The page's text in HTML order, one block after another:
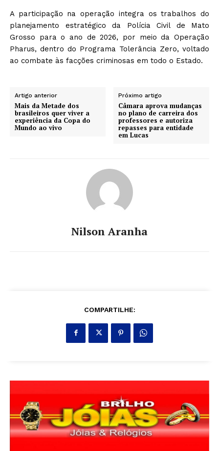
A participação na operação integra os trabalhos do
planejamento estratégico da Polícia Civil de Mato
Grosso para o ano de 2026, por meio da Operação
Pharus, dentro do Programa Tolerância Zero, voltado
ao combate às facções criminosas em todo o Estado.
Artigo anterior
Mais da Metade dos
brasileiros quer viver a
experiência da Copa do
Mundo ao vivo
Próximo artigo
Câmara aprova mudanças
no plano de carreira dos
professores e autoriza
repasses para entidade
em Lucas
Nilson Aranha
COMPARTILHE: